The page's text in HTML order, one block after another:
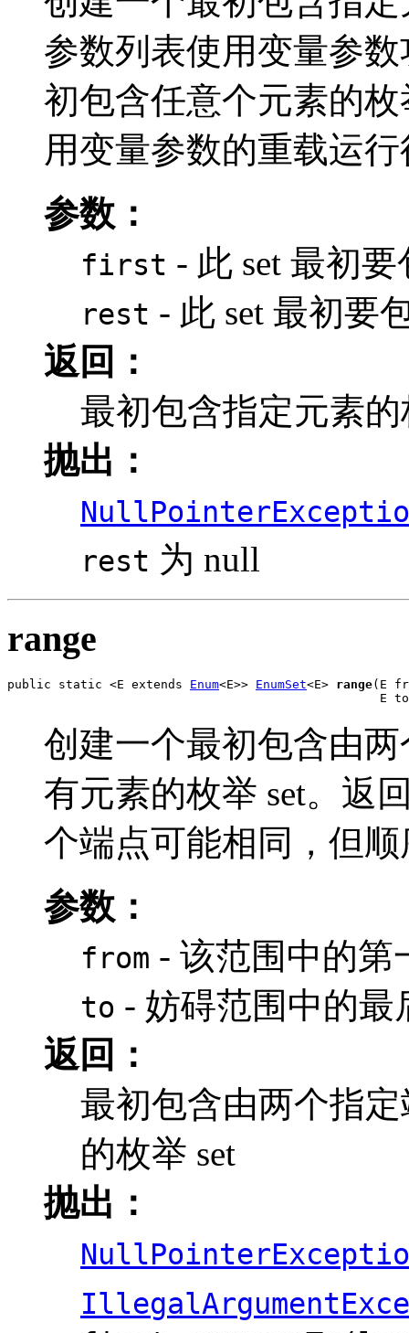
参数列表使用变量参
初包含任意个元素的
用变量参数的重载运
参数：
first - 此 set 最初
rest - 此 set 最初要
返回：
最初包含指定元素的
抛出：
rest 为 null
range
public static <E extends Enum<E>> EnumSet<E> range(E
E
创建一个最初包含由
有元素的枚举 set。返
个端点可能相同，但
参数：
from - 该范围中的第
to - 妨碍范围中的最
返回：
最初包含由两个指
的枚举 set
抛出：